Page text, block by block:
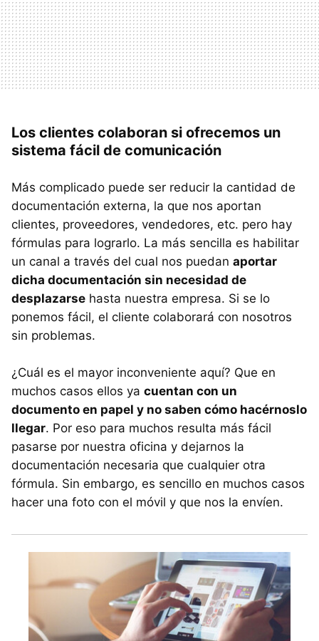
Los clientes colaboran si ofrecemos un
sistema fácil de comunicación
Más complicado puede ser reducir la cantidad de
documentación externa, la que nos aportan
clientes, proveedores, vendedores, etc. pero hay
fórmulas para lograrlo. La más sencilla es habilitar
un canal a través del cual nos puedan aportar
dicha documentación sin necesidad de
desplazarse hasta nuestra empresa. Si se lo
ponemos fácil, el cliente colaborará con nosotros
sin problemas.
¿Cuál es el mayor inconveniente aquí? Que en
muchos casos ellos ya cuentan con un
documento en papel y no saben cómo hacérnoslo
llegar. Por eso para muchos resulta más fácil
pasarse por nuestra oficina y dejarnos la
documentación necesaria que cualquier otra
fórmula. Sin embargo, es sencillo en muchos casos
hacer una foto con el móvil y que nos la envíen.